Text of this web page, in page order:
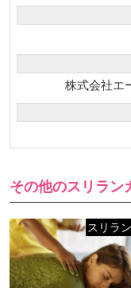
株式会社エ
その他のスリラン
スリラ